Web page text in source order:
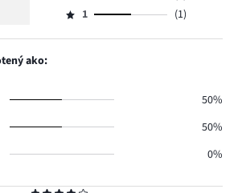
0.
hlasov
počet
2,
Hodnotenie
1,
1 (1)
ako:
50%
50%
0%